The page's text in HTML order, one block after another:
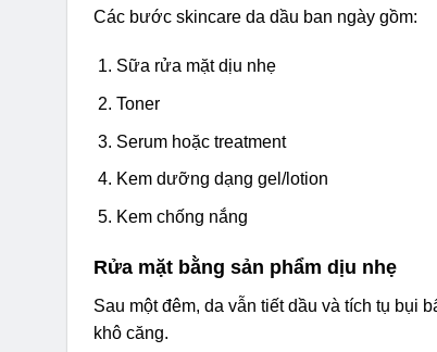
Các bước skincare da dầu ban ngày gồm:
Sữa rửa mặt dịu nhẹ
Toner
Serum hoặc treatment
Kem dưỡng dạng gel/lotion
Kem chống nắng
Rửa mặt bằng sản phẩm dịu nhẹ
Sau một đêm, da vẫn tiết dầu và tích tụ bụi
khô căng.